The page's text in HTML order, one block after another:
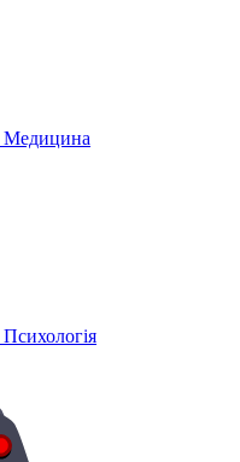
Медицина
Психологія